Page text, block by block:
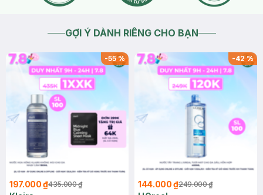
GỢI Ý DÀNH RIÊNG CHO BẠN
-55%
197.000 ₫435.000 ₫
-42%
144.000 ₫249.000 ₫